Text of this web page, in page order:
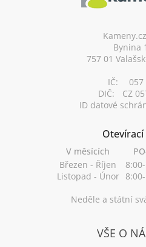
Bynina
757 01
IČ:
057
DIČ:
CZ
ID datové
V měsících
Březen - Říjen
Listopad - Únor
Neděle a státní
VŠE O